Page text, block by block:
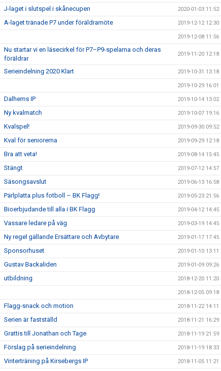
J-laget i slutspel i skånecupen 2020-01-03 11:52
A-laget tränade P7 under föräldramöte 2019-12-12 12:30
2019-12-08 11:56
Nu startar vi en läsecirkel för P7–P9-spelarna och deras
föräldrar
2019-11-20 12:18
Serieindelning 2020 Klart 2019-10-31 13:18
2019-10-29 16:01
Dalhems IP 2019-10-14 13:02
Ny kvalmatch 2019-10-07 19:16
Kvalspel! 2019-09-30 09:52
Kval för seniorerna 2019-09-29 12:18
Bra att veta! 2019-08-14 15:45
Stängt 2019-07-12 14:57
Säsongsavslut 2019-06-13 16:58
Pärlplatta plus fotboll – BK Flagg! 2019-05-23 21:56
Bioerbjudande till alla i BK Flagg 2019-04-12 14:45
Vassare ledare på väg 2019-03-19 14:45
Ny regel gällande Ersättare och Avbytare 2019-01-17 17:45
Sponsorhuset 2019-01-10 13:11
Gustav Backaliden 2019-01-09 09:26
utbildning 2018-12-20 11:20
2018-12-05 09:18
Flagg-snack och motion 2018-11-22 14:11
Serien är fastställd 2018-11-21 16:29
Grattis till Jonathan och Tage 2018-11-19 21:59
Förslag på serieindelning 2018-11-19 18:33
Vinterträning på Kirsebergs IP 2018-11-05 11:21